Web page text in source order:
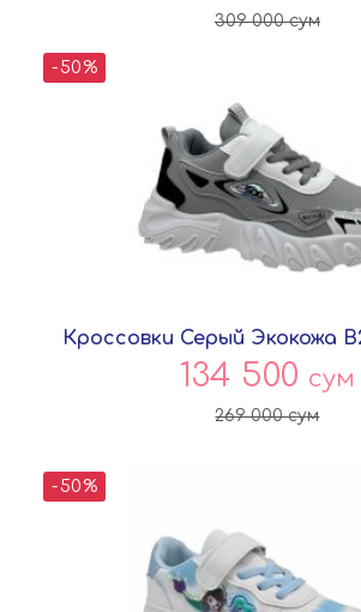
309 000сум
-50%
Кроссовки Серый Экокожа
134 500 сум
269 000сум
-50%